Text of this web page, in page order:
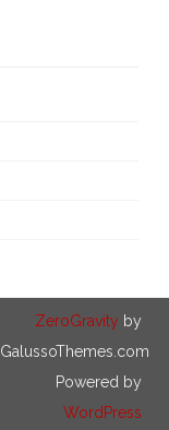
ZeroGravity by
GalussoThemes.com
Powered by
WordPress